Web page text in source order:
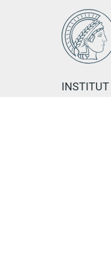
INSTITUT